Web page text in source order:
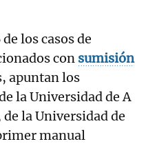
de los casos de
con sumisión
apuntan los
la Universidad de A
la Universidad de
manual